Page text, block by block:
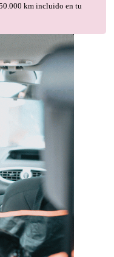
km incluido en tu